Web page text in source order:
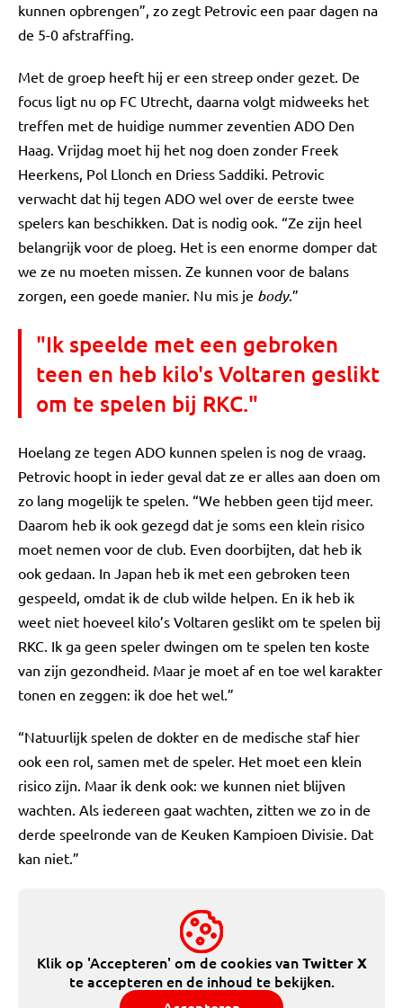
kunnen opbrengen”, zo zegt Petrovic een paar dagen na
de 5-0 afstraffing.
Met de groep heeft hij er een streep onder gezet. De
focus ligt nu op FC Utrecht, daarna volgt midweeks het
treffen met de huidige nummer zeventien ADO Den
Haag. Vrijdag moet hij het nog doen zonder Freek
Heerkens, Pol Llonch en Driess Saddiki. Petrovic
verwacht dat hij tegen ADO wel over de eerste twee
spelers kan beschikken. Dat is nodig ook. “Ze zijn heel
belangrijk voor de ploeg. Het is een enorme domper dat
we ze nu moeten missen. Ze kunnen voor de balans
zorgen, een goede manier. Nu mis je body.”
"Ik speelde met een gebroken
teen en heb kilo's Voltaren geslikt
om te spelen bij RKC."
Hoelang ze tegen ADO kunnen spelen is nog de vraag.
Petrovic hoopt in ieder geval dat ze er alles aan doen om
zo lang mogelijk te spelen. “We hebben geen tijd meer.
Daarom heb ik ook gezegd dat je soms een klein risico
moet nemen voor de club. Even doorbijten, dat heb ik
ook gedaan. In Japan heb ik met een gebroken teen
gespeeld, omdat ik de club wilde helpen. En ik heb ik
weet niet hoeveel kilo’s Voltaren geslikt om te spelen bij
RKC. Ik ga geen speler dwingen om te spelen ten koste
van zijn gezondheid. Maar je moet af en toe wel karakter
tonen en zeggen: ik doe het wel.”
“Natuurlijk spelen de dokter en de medische staf hier
ook een rol, samen met de speler. Het moet een klein
risico zijn. Maar ik denk ook: we kunnen niet blijven
wachten. Als iedereen gaat wachten, zitten we zo in de
derde speelronde van de Keuken Kampioen Divisie. Dat
kan niet.”
Klik op 'Accepteren' om de cookies vanTwitter X
te accepteren en de inhoud te bekijken.